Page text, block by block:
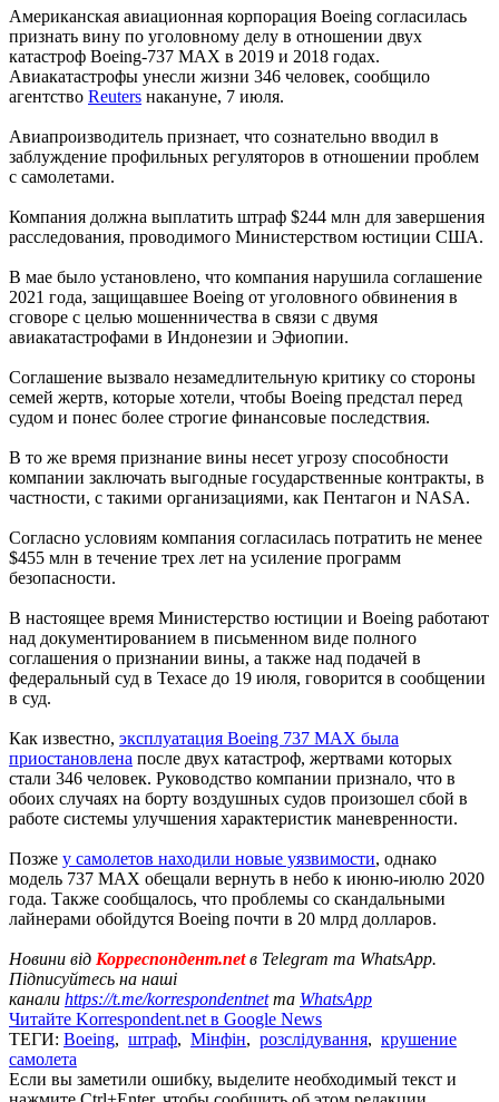
Американская авиационная корпорация Boeing согласилась
признать вину по уголовному делу в отношении двух
катастроф Boeing-737 MAX в 2019 и 2018 годах.
Авиакатастрофы унесли жизни 346 человек, сообщило
агентство Reuters накануне, 7 июля.
Авиапроизводитель признает, что сознательно вводил в
заблуждение профильных регуляторов в отношении проблем
с самолетами.
Компания должна выплатить штраф $244 млн для завершения
расследования, проводимого Министерством юстиции США.
В мае было установлено, что компания нарушила соглашение
2021 года, защищавшее Boeing от уголовного обвинения в
сговоре с целью мошенничества в связи с двумя
авиакатастрофами в Индонезии и Эфиопии.
Соглашение вызвало незамедлительную критику со стороны
семей жертв, которые хотели, чтобы Boeing предстал перед
судом и понес более строгие финансовые последствия.
В то же время признание вины несет угрозу способности
компании заключать выгодные государственные контракты, в
частности, с такими организациями, как Пентагон и NASA.
Согласно условиям компания согласилась потратить не менее
$455 млн в течение трех лет на усиление программ
безопасности.
В настоящее время Министерство юстиции и Boeing работают
над документированием в письменном виде полного
соглашения о признании вины, а также над подачей в
федеральный суд в Техасе до 19 июля, говорится в сообщении
в суд.
Как известно, эксплуатация Boeing 737 MAX была
приостановлена ​​после двух катастроф, жертвами которых
стали 346 человек. Руководство компании признало, что в
обоих случаях на борту воздушных судов произошел сбой в
работе системы улучшения характеристик маневренности.
Позже у самолетов находили новые уязвимости, однако
модель 737 MAX обещали вернуть в небо к июню-июлю 2020
года. Также сообщалось, что проблемы со скандальными
лайнерами обойдутся Boeing почти в 20 млрд долларов.
Новини від Корреспондент.netв Telegram та WhatsApp.
Підписуйтесь на наші
канали https://t.me/korrespondentnetта WhatsApp
Читайте Korrespondent.net в Google News
ТЕГИ: Boeing, штраф, Мінфін, розслідування, крушение
самолета
Если вы заметили ошибку, выделите необходимый текст и